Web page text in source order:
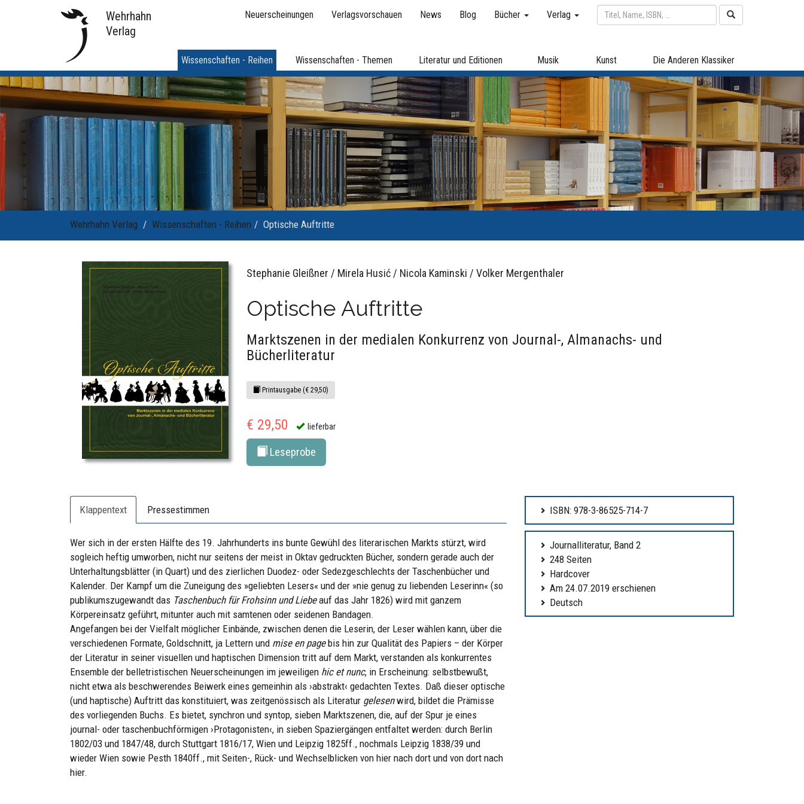
Wehrhahn
Verlag
Neuerscheinungen Verlagsvorschauen News Blog Bücher Verlag
Wissenschaften - Reihen Wissenschaften - Themen Literatur und Editionen Musik Kunst Die Anderen Klassiker
Wehrhahn Verlag Wissenschaften - Reihen Optische Auftritte
Stephanie Gleißner / Mirela Husić / Nicola Kaminski / Volker Mergenthaler
Optische Auftritte
Marktszenen in der medialen Konkurrenz von Journal-, Almanachs- und
Bücherliteratur
Printausgabe (€ 29,50)
€ 29,50 lieferbar
Leseprobe
Klappentext Pressestimmen
Wer sich in der ersten Hälfte des 19. Jahrhunderts ins bunte Gewühl des literarischen Markts stürzt, wird
sogleich heftig umworben, nicht nur seitens der meist in Oktav gedruckten Bücher, sondern gerade auch der
Unterhaltungsblätter (in Quart) und des zierlichen Duodez- oder Sedezgeschlechts der Taschenbücher und
Kalender. Der Kampf um die Zuneigung des »geliebten Lesers« und der »nie genug zu liebenden Leserinn« (so
publikumszugewandt das Taschenbuch für Frohsinn und Liebeauf das Jahr 1826) wird mit ganzem
Körpereinsatz geführt, mitunter auch mit samtenen oder seidenen Bandagen.
Angefangen bei der Vielfalt möglicher Einbände, zwischen denen die Leserin, der Leser wählen kann, über die
verschiedenen Formate, Goldschnitt, ja Lettern und mise en pagebis hin zur Qualität des Papiers – der Körper
der Literatur in seiner visuellen und haptischen Dimension tritt auf dem Markt, verstanden als konkurrentes
Ensemble der belletristischen Neuerscheinungen im jeweiligen hic et nunc, in Erscheinung: selbstbewußt,
nicht etwa als beschwerendes Beiwerk eines gemeinhin als ›abstrakt‹ gedachten Textes. Daß dieser optische
(und haptische) Auftritt das konstituiert, was zeitgenössisch als Literatur gelesenwird, bildet die Prämisse
des vorliegenden Buchs. Es bietet, synchron und syntop, sieben Marktszenen, die, auf der Spur je eines
journal- oder taschenbuchförmigen ›Protagonisten‹, in sieben Spaziergängen entfaltet werden: durch Berlin
1802/03 und 1847/48, durch Stuttgart 1816/17, Wien und Leipzig 1825ff., nochmals Leipzig 1838/39 und
wieder Wien sowie Pesth 1840ff., mit Seiten-, Rück- und Wechselblicken von hier nach dort und von dort nach
hier.
ISBN: 978-3-86525-714-7
Journalliteratur, Band 2
248 Seiten
Hardcover
Am 24.07.2019 erschienen
Deutsch